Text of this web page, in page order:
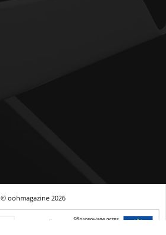
© oohmagazine2026